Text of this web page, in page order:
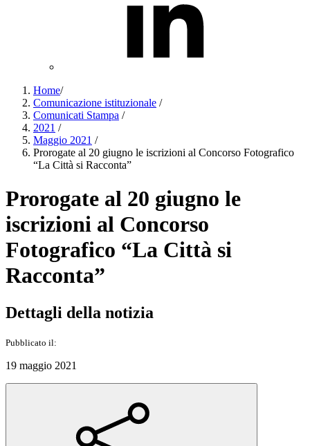
Home/
Comunicazione istituzionale /
Comunicati Stampa /
2021 /
Maggio 2021 /
Prorogate al 20 giugno le iscrizioni al Concorso Fotografico
“La Città si Racconta”
Prorogate al 20 giugno le
iscrizioni al Concorso
Fotografico “La Città si
Racconta”
Dettagli della notizia
Pubblicato il:
19 maggio 2021